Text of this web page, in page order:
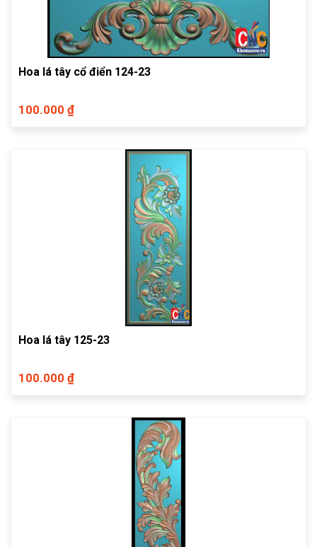
Hoa lá tây cổ điển 124-23
100.000 ₫
Hoa lá tây 125-23
100.000 ₫